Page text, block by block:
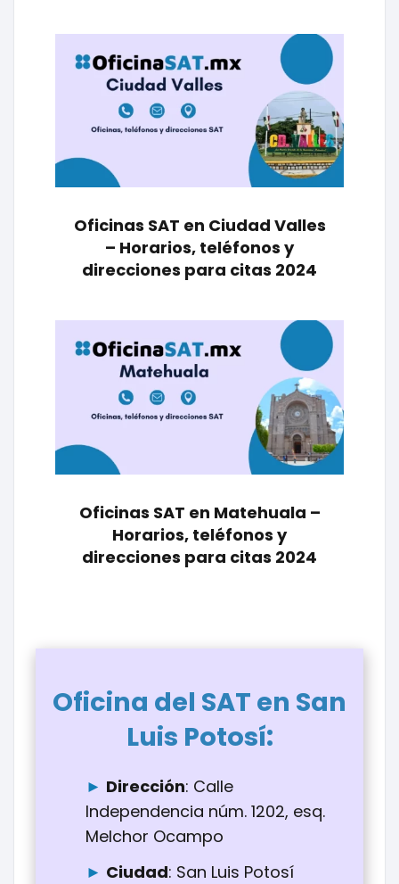
Oficinas SAT en Ciudad Valles
– Horarios, teléfonos y
direcciones para citas 2024
Oficinas SAT en Matehuala –
Horarios, teléfonos y
direcciones para citas 2024
Oficina del SAT en San
Luis Potosí:
Dirección: Calle
Independencia núm. 1202, esq.
Melchor Ocampo
Ciudad: San Luis Potosí